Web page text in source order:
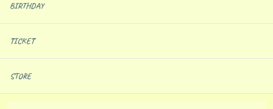
BIRTHDAY
TICKET
STORE